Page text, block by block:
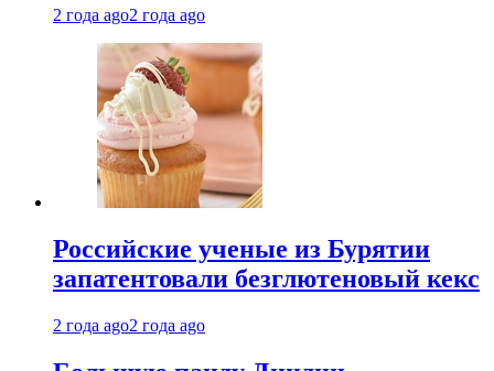
2 года ago2 года ago
Российские ученые из Бурятии
запатентовали безглютеновый кекс
2 года ago2 года ago